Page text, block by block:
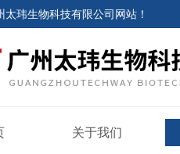
太玮生物科技有限公司网站 ！
关于我们